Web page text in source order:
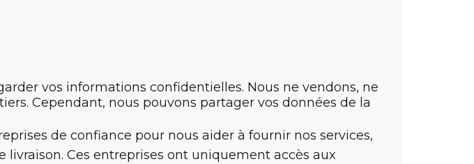
vos informations confidentielles. Nous ne vendons, ne
Cependant, nous pouvons partager vos données de la
de confiance pour nous aider à fournir nos services,
Ces entreprises ont uniquement accès aux